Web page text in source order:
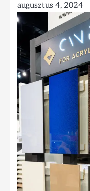
augusztus 4, 2024